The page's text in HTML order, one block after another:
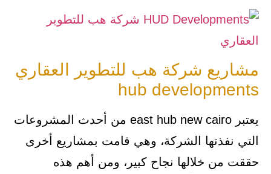
مشاريع شركة هب للتطوير العقاري
hub developments
يعتبر east hub new cairo من أحدث المشروعات
التي نفذتها الشركة، وهي قامت بمشاريع أخرى
حققت من خلالها نجاح كبير، ومن أهم هذه